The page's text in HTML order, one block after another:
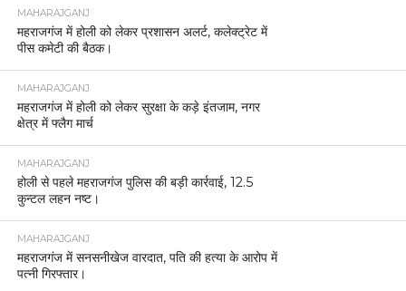
MAHARAJGANJ
महराजगंज में होली को लेकर प्रशासन अलर्ट, कलेक्ट्रेट में
पीस कमेटी की बैठक।
MAHARAJGANJ
महराजगंज में होली को लेकर सुरक्षा के कड़े इंतजाम, नगर
क्षेत्र में फ्लैग मार्च
MAHARAJGANJ
होली से पहले महराजगंज पुलिस की बड़ी कार्रवाई, 12.5
कुन्टल लहन नष्ट।
MAHARAJGANJ
महराजगंज में सनसनीखेज वारदात, पति की हत्या के आरोप में
पत्नी गिरफ्तार।